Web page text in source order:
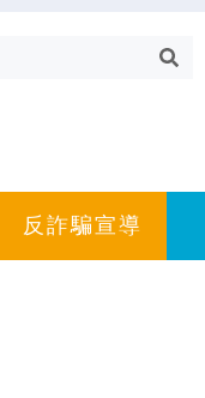
反詐騙宣導